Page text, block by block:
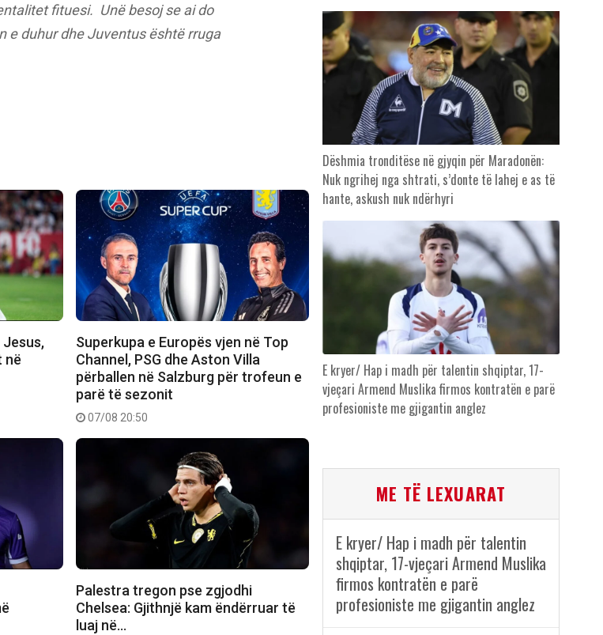
fituesi. Unë besoj se ai do
e duhur dhe Juventus është rruga
në
Superkupa e Europës vjen në Top
Channel, PSG dhe Aston Villa
përballen në Salzburg për trofeun e
parë të sezonit
07/08 20:50
Palestra tregon pse zgjodhi
Chelsea: Gjithnjë kam ëndërruar të
luaj në…
Dëshmia tronditëse në gjyqin për Maradonën:
Nuk ngrihej nga shtrati, s’donte të lahej e as të
hante, askush nuk ndërhyri
E kryer/ Hap i madh për talentin shqiptar, 17-
vjeçari Armend Muslika firmos kontratën e parë
profesioniste me gjigantin anglez
ME TË LEXUARAT
E kryer/ Hap i madh për talentin
shqiptar, 17-vjeçari Armend Muslika
firmos kontratën e parë
profesioniste me gjigantin anglez